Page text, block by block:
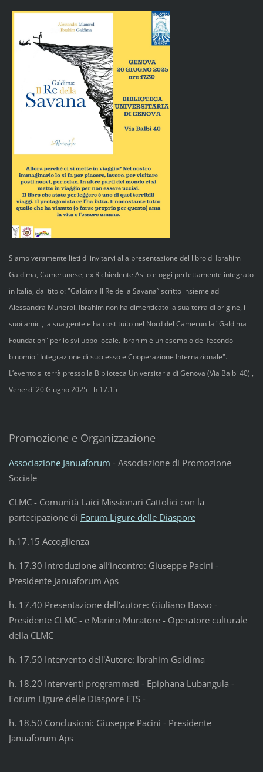
Siamo veramente lieti di invitarvi alla presentazione del libro di Ibrahim
Galdima, Camerunese, ex Richiedente Asilo e oggi perfettamente integrato
in Italia, dal titolo: "Galdima Il Re della Savana” scritto insieme ad
Alessandra Munerol. Ibrahim non ha dimenticato la sua terra di origine, i
suoi amici, la sua gente e ha costituito nel Nord del Camerun la "Galdima
Foundation" per lo sviluppo locale. Ibrahim è un esempio del fecondo
binomio "Integrazione di successo e Cooperazione Internazionale".
L’evento si terrà presso la Biblioteca Universitaria di Genova (Via Balbi 40) ,
Venerdì 20 Giugno 2025 - h 17.15
Promozione e Organizzazione
Associazione Januaforum - Associazione di Promozione
Sociale
CLMC - Comunità Laici Missionari Cattolici con la
partecipazione di Forum Ligure delle Diaspore
h.17.15 Accoglienza
h. 17.30 Introduzione all’incontro: Giuseppe Pacini -
Presidente Januaforum Aps
h. 17.40 Presentazione dell’autore: Giuliano Basso -
Presidente CLMC - e Marino Muratore - Operatore culturale
della CLMC
h. 17.50 Intervento dell'Autore: Ibrahim Galdima
h. 18.20 Interventi programmati - Epiphana Lubangula -
Forum Ligure delle Diaspore ETS -
h. 18.50 Conclusioni: Giuseppe Pacini - Presidente
Januaforum Aps